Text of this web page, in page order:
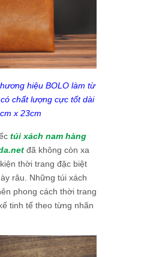
hiệu BOLO làm từ
chất lượng cực tốt dài
x 23cm
túi xách nam hàng
đã không còn xa
thời trang đặc biệt
râu. Những túi xách
phong cách thời trang
tinh tế theo từng nhãn